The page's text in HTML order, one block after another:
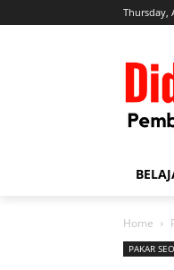
Thursday,
Home
PAKAR SEO